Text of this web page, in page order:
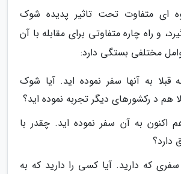
ای متفاوت تحت تاثیر پدیده شوک
و راه چاره متفاوتی برای مقابله با آن
مختلفی بستگی دارد:
قبلا به آنها سفر نموده اید. آیا شوک
هم د رکشورهای دیگر تجربه نموده اید؟
اکنون به آن سفر نموده اید. چقدر با
دارد؟
که دارید. آیا کسی را دارید که به